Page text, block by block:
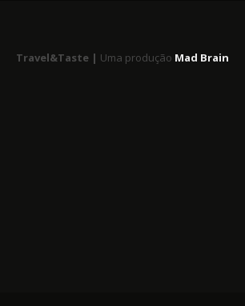
Travel&Taste | Uma produção Mad Brain